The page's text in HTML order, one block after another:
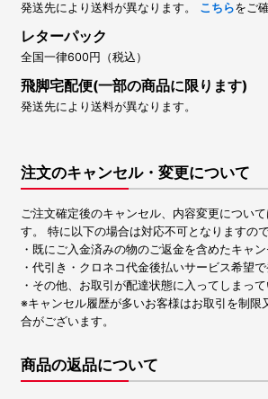
発送先により送料が異なります。 こちらをご
レターパック
全国一律600円（税込）
飛脚宅配便(一部の商品に限ります)
発送先により送料が異なります。
注文のキャンセル・変更について
ご注文確定後のキャンセル、内容変更につい
す。 特に以下の場合は対応不可となりますの
・既にご入金済みの物のご返金を含めたキャン
・代引き・クロネコ代金後払いサービス希望で
・その他、お取引が配達状態に入ってしまって
※キャンセル履歴が多いお客様はお取引を制限
合がございます。
商品の返品について